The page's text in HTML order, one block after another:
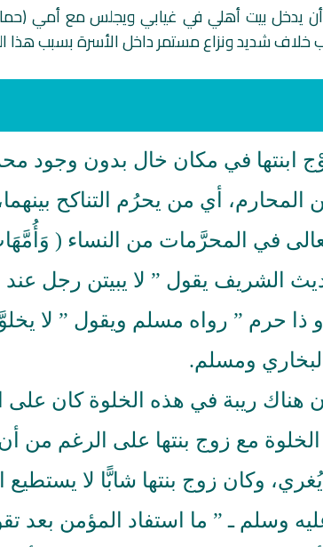
يدخل بيت أهلي في غيابي ويجلس مع أمي
خلاف شديد ونزاع مستمر داخل الأسرة بسبب هذا
ابنتها في مكان خال بدون وجود
المحارم، أي من يحرُم التناكح
تعالى في المحرَّمات من النساء (
23 ) والحديث الشريف يقول ” لا يبيتن رجل
ذا حرم ” رواه مسلم ويقول ” لا
ومسلم.
هناك ريبة في هذه الخلوة كان على
مع زوج بنتها على الرغم من
وكان زوج بنتها شابًّا لا
وسلم ـ ” ما استفاد المؤمن بعد
اقمار الهبارية فريق أجناد للفن
القرآن صوت الى اللغة
التاميلية
الصوتية لمعاني
القرآن Mp3
7160 | 2024-05-29
الترجمة الصوتية لمعاني
اللغة الفارسية
الترجمات الصوتية
القرآن Mp3
12490 | 2024-05-29